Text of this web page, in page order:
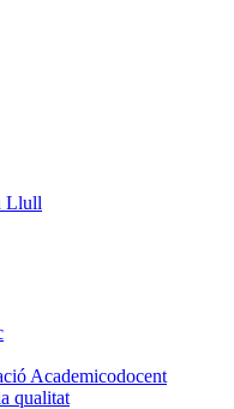
Llull
Academicodocent
qualitat